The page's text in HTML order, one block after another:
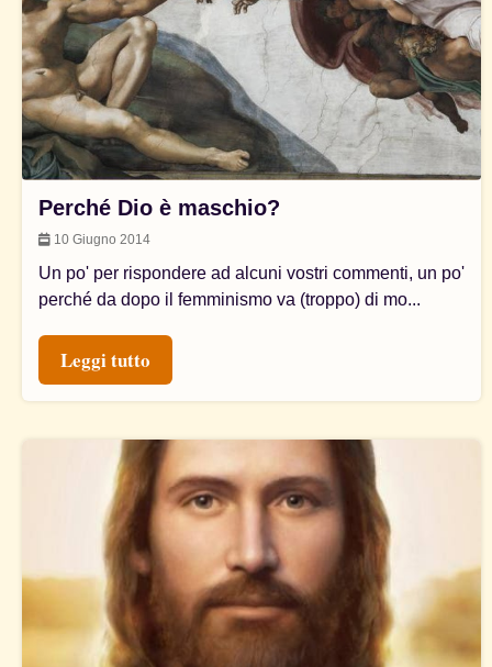
Perché Dio è maschio?
10 Giugno 2014
Un po' per rispondere ad alcuni vostri commenti, un po'
perché da dopo il femminismo va (troppo) di mo...
Leggi tutto